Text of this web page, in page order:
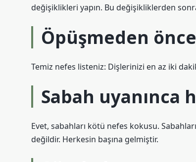
değişiklikleri yapın. Bu değişikliklerden
Öpüşmeden
Temiz nefes listeniz: Dişlerinizi en az iki
Sabah uyanınca
Evet, sabahları kötü nefes kokusu.
değildir. Herkesin başına gelmiştir.